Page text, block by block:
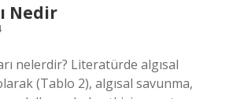
Nedir
nelerdir? Literatürde algısal
(Tablo 2), algısal savunma,